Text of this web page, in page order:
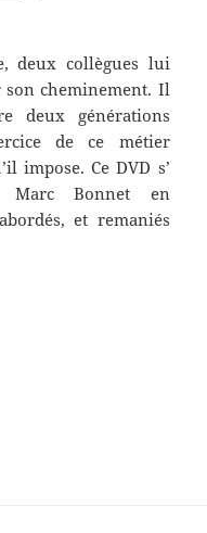
deux collègues lui
cheminement. Il
deux générations
de ce métier
impose. Ce DVD s’
Marc Bonnet en
et remaniés